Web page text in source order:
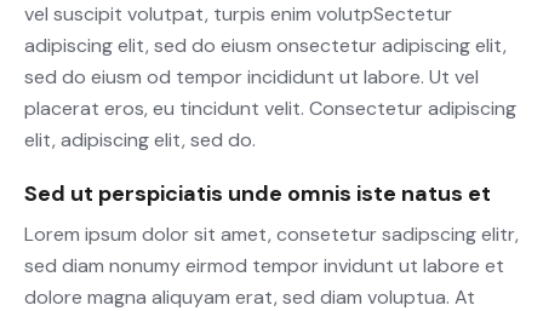
vel suscipit volutpat, turpis enim volutpSectetur
adipiscing elit, sed do eiusm onsectetur adipiscing elit,
sed do eiusm od tempor incididunt ut labore. Ut vel
placerat eros, eu tincidunt velit. Consectetur adipiscing
elit, adipiscing elit, sed do.
Sed ut perspiciatis unde omnis iste natus et
Lorem ipsum dolor sit amet, consetetur sadipscing elitr,
sed diam nonumy eirmod tempor invidunt ut labore et
dolore magna aliquyam erat, sed diam voluptua. At